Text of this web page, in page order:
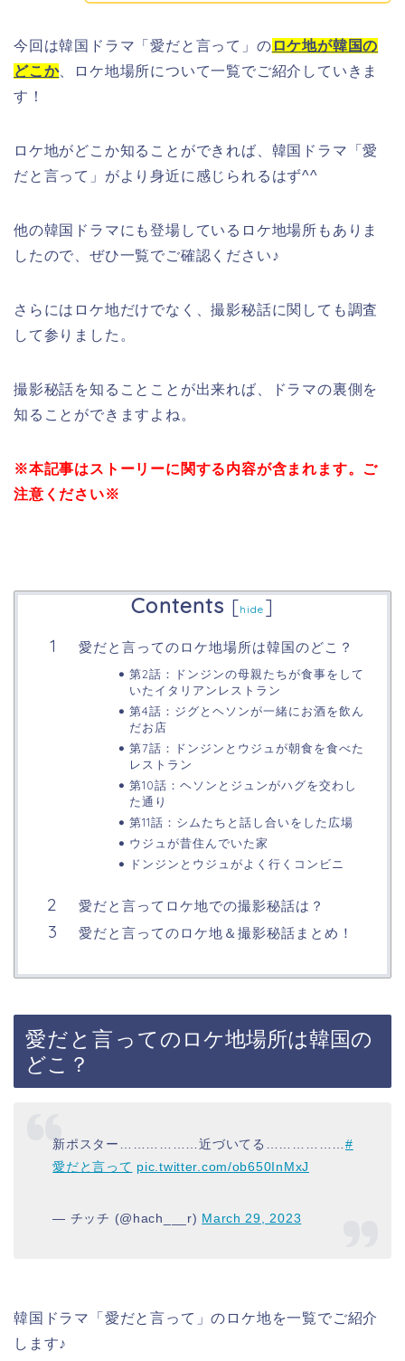
今回は韓国ドラマ「愛だと言って」の ロケ地が韓国の
どこか、ロケ地場所について一覧でご紹介していきま
す！
ロケ地がどこか知ることができれば、韓国ドラマ「愛
だと言って」がより身近に感じられるはず^^
他の韓国ドラマにも登場しているロケ地場所もありま
したので、ぜひ一覧でご確認ください♪
さらにはロケ地だけでなく、撮影秘話に関しても調査
して参りました。
撮影秘話を知ることことが出来れば、ドラマの裏側を
知ることができますよね。
※本記事はストーリーに関する内容が含まれます。ご
注意ください※
Contents [hide ]
愛だと言ってのロケ地場所は韓国のどこ？
第2話：ドンジンの母親たちが食事をして
いたイタリアンレストラン
第4話：ジグとヘソンが一緒にお酒を飲ん
だお店
第7話：ドンジンとウジュが朝食を食べた
レストラン
第10話：ヘソンとジュンがハグを交わし
た通り
第11話：シムたちと話し合いをした広場
ウジュが昔住んでいた家
ドンジンとウジュがよく行くコンビニ
愛だと言ってロケ地での撮影秘話は？
愛だと言ってのロケ地＆撮影秘話まとめ！
愛だと言って のロケ地場所は韓国の
どこ？
新ポスター………………近づいてる………………#
愛だと言って pic.twitter.com/ob650InMxJ
— チッチ (@hach___r) March 29, 2023
韓国ドラマ「愛だと言って」のロケ地を一覧でご紹介
します♪